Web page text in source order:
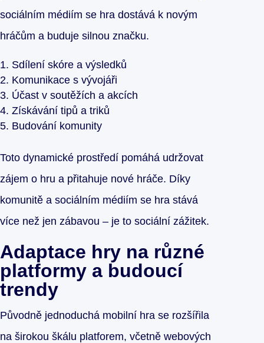
sociálním médiím se hra dostává k novým
hráčům a buduje silnou značku.
Sdílení skóre a výsledků
Komunikace s vývojáři
Účast v soutěžích a akcích
Získávání tipů a triků
Budování komunity
Toto dynamické prostředí pomáhá udržovat
zájem o hru a přitahuje nové hráče. Díky
komunitě a sociálním médiím se hra stává
více než jen zábavou – je to sociální zážitek.
Adaptace hry na různé
platformy a budoucí
trendy
Původně jednoduchá mobilní hra se rozšířila
na širokou škálu platforem, včetně webových